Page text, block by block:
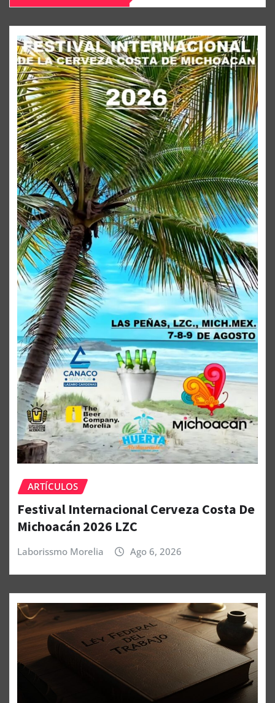
ARTÍCULOS
Festival Internacional Cerveza Costa De
Michoacán 2026 LZC
Laborissmo Morelia Ago 6, 2026